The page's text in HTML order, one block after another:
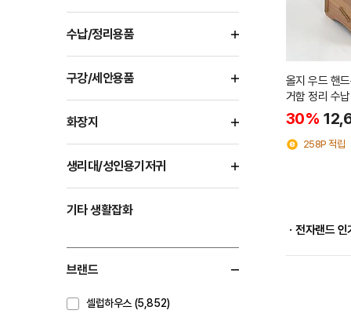
수납/정리용품
구강/세안용품
화장지
생리대/성인용기저귀
기타 생활잡화
브랜드
셀럽하우스 (5,852)
올지 우드 핸
거함 정리 수
30%
258P 적립
ㆍ전자랜드 인